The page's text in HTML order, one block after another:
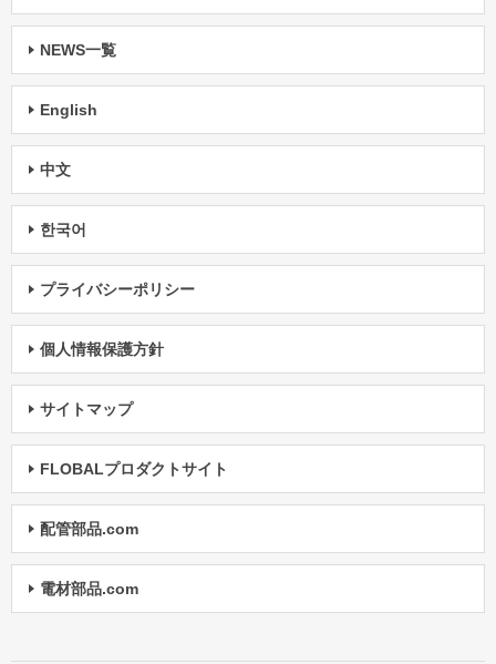
NEWS一覧
English
中文
한국어
プライバシーポリシー
個人情報保護方針
サイトマップ
FLOBALプロダクトサイト
配管部品.com
電材部品.com